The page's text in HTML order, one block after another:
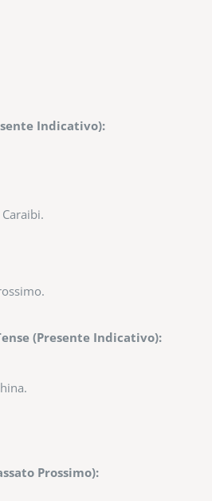
Indicativo):
(Presente Indicativo):
Prossimo):